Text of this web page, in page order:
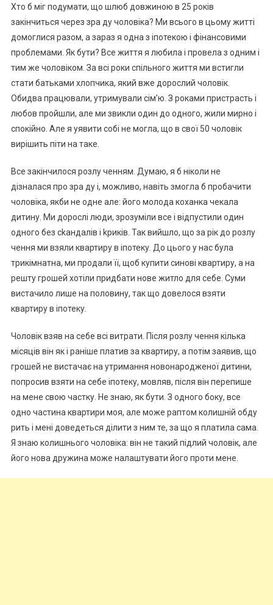
Хто б міг подумати, що шлюб довжиною в 25 років
закінчиться через зра ду чоловіка? Ми всього в цьому житті
домоглися разом, а зараз я одна з іпотекою і фінансовими
проблемами. Як бути? Все життя я любила і провела з одним і
тим же чоловіком. За всі роки спільного життя ми встигли
стати батьками хлопчика, який вже дорослий чоловік.
Обидва працювали, утримували сім’ю. З роками пристрасть і
любов пройшли, але ми звикли один до одного, жили мирно і
спокійно. Але я уявити собі не могла, що в свої 50 чоловік
вирішить піти на таке.
Все закінчилося розлу ченням. Думаю, я б ніколи не
дізналася про зра ду і, можливо, навіть змогла б пробачити
чоловіка, якби не одне але: його молода коханка чекала
дитину. Ми дорослі люди, зрозуміли все і відпустили один
одного без сkандалів і kриків. Так вийшло, що за рік до розлу
чення ми взяли квартиру в іпотеку. До цього у нас була
трикімнатна, ми продали її, щоб купити синові квартиру, а на
решту грошей хотіли придбати нове житло для себе. Суми
вистачило лише на половину, так що довелося взяти
квартиру в іпотеку.
Чоловік взяв на себе всі витрати. Після розлу чення кілька
місяців він як і раніше платив за квартиру, а потім заявив, що
грошей не вистачає на утримання новонародженої дитини,
попросив взяти на себе іпотеку, мовляв, після він перепише
на мене свою частку. Не знаю, як бути. З одного боку, все
одно частина квартири моя, але може раптом колишній обду
рить і мені доведеться ділити з ним те, за що я платила сама.
Я знаю колишнього чоловіка: він не такий підлий чоловік, але
його нова дружина може налаштувати його проти мене.